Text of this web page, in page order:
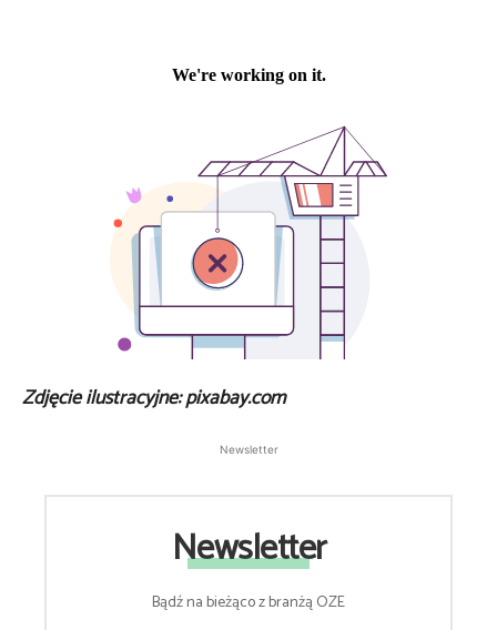
Zdjęcie ilustracyjne: pixabay.com
Newsletter
Newsletter
Bądź na bieżąco z branżą OZE